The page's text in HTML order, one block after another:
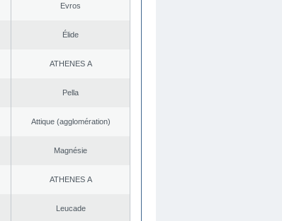
Evros
Élide
ATHENES Α
Pella
Αttique (agglomération)
Magnésie
ATHENES Α
Leucade